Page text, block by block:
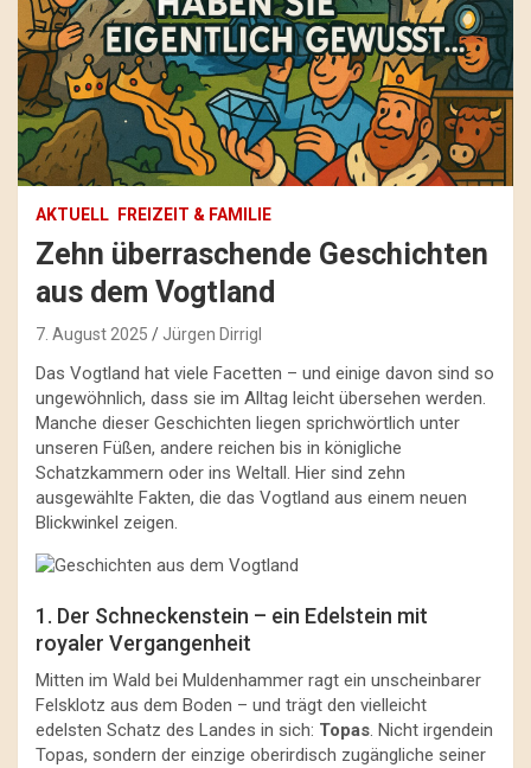
AKTUELL FREIZEIT & FAMILIE
Zehn überraschende Geschichten
aus dem Vogtland
7. August 2025 Jürgen Dirrigl
Das Vogtland hat viele Facetten – und einige davon sind so
ungewöhnlich, dass sie im Alltag leicht übersehen werden.
Manche dieser Geschichten liegen sprichwörtlich unter
unseren Füßen, andere reichen bis in königliche
Schatzkammern oder ins Weltall. Hier sind zehn
ausgewählte Fakten, die das Vogtland aus einem neuen
Blickwinkel zeigen.
1. Der Schneckenstein – ein Edelstein mit
royaler Vergangenheit
Mitten im Wald bei Muldenhammer ragt ein unscheinbarer
Felsklotz aus dem Boden – und trägt den vielleicht
edelsten Schatz des Landes in sich: Topas. Nicht irgendein
Topas, sondern der einzige oberirdisch zugängliche seiner